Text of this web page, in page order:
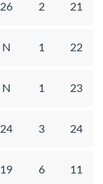
26 2 21
N 1 22
N 1 23
24 3 24
19 6 11